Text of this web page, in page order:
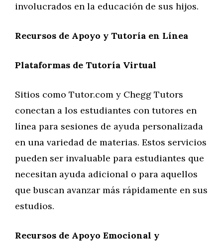
involucrados en la educación de sus hijos.
Recursos de Apoyo y Tutoría en Línea
Plataformas de Tutoría Virtual
Sitios como Tutor.com y Chegg Tutors
conectan a los estudiantes con tutores en
línea para sesiones de ayuda personalizada
en una variedad de materias. Estos servicios
pueden ser invaluable para estudiantes que
necesitan ayuda adicional o para aquellos
que buscan avanzar más rápidamente en sus
estudios.
Recursos de Apoyo Emocional y